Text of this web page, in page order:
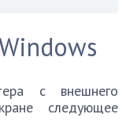
с внешнего
следующее